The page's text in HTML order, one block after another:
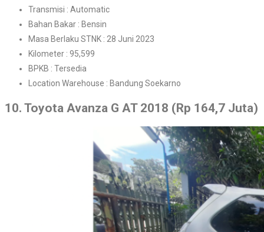
Transmisi : Automatic
Bahan Bakar : Bensin
Masa Berlaku STNK : 28 Juni 2023
Kilometer : 95,599
BPKB : Tersedia
Location Warehouse : Bandung Soekarno
10. Toyota Avanza G AT 2018 (Rp 164,7 Juta)